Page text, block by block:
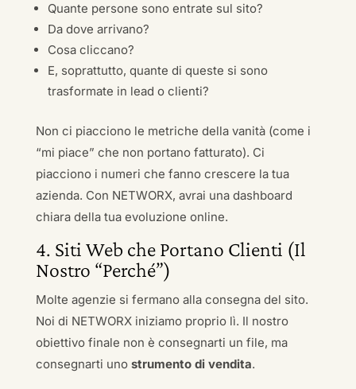
Quante persone sono entrate sul sito?
Da dove arrivano?
Cosa cliccano?
E, soprattutto, quante di queste si sono
trasformate in lead o clienti?
Non ci piacciono le metriche della vanità (come i
“mi piace” che non portano fatturato). Ci
piacciono i numeri che fanno crescere la tua
azienda. Con NETWORX, avrai una dashboard
chiara della tua evoluzione online.
4. Siti Web che Portano Clienti (Il
Nostro “Perché”)
Molte agenzie si fermano alla consegna del sito.
Noi di NETWORX iniziamo proprio lì. Il nostro
obiettivo finale non è consegnarti un file, ma
consegnarti uno strumento di vendita.